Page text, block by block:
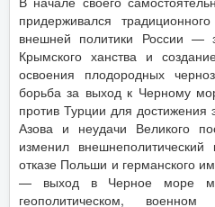
придерживался
внешней политики России
Крымского ханства и
освоения плодородных
борьба за выход к Черному
против Турции для достижения
Азова и неудачи Великого
изменил
отказе Польши и германского
— выход в Черное море
геополитическом,